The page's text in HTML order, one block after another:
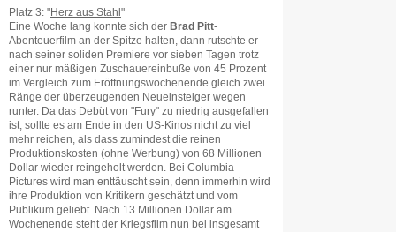
Platz 3: "Herz aus Stahl "
Eine Woche lang konnte sich der Brad Pitt-
Abenteuerfilm an der Spitze halten, dann rutschte er
nach seiner soliden Premiere vor sieben Tagen trotz
einer nur mäßigen Zuschauereinbuße von 45 Prozent
im Vergleich zum Eröffnungswochenende gleich zwei
Ränge der überzeugenden Neueinsteiger wegen
runter. Da das Debüt von "Fury" zu niedrig ausgefallen
ist, sollte es am Ende in den US-Kinos nicht zu viel
mehr reichen, als dass zumindest die reinen
Produktionskosten (ohne Werbung) von 68 Millionen
Dollar wieder reingeholt werden. Bei Columbia
Pictures wird man enttäuscht sein, denn immerhin wird
ihre Produktion von Kritikern geschätzt und vom
Publikum geliebt. Nach 13 Millionen Dollar am
Wochenende steht der Kriegsfilm nun bei insgesamt